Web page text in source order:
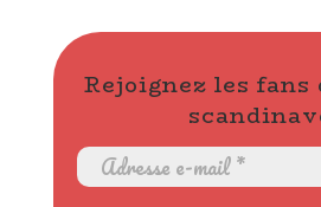
Rejoignez les